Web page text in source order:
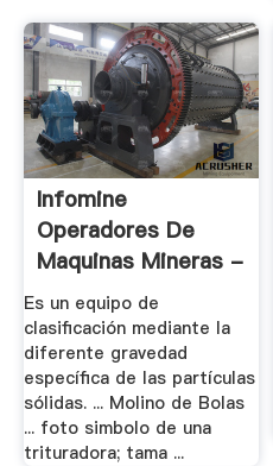
Infomine
Operadores De
Maquinas Mineras -
.
Es un equipo de
clasificación mediante la
diferente gravedad
específica de las partículas
sólidas. ... Molino de Bolas
... foto simbolo de una
trituradora; tama ...